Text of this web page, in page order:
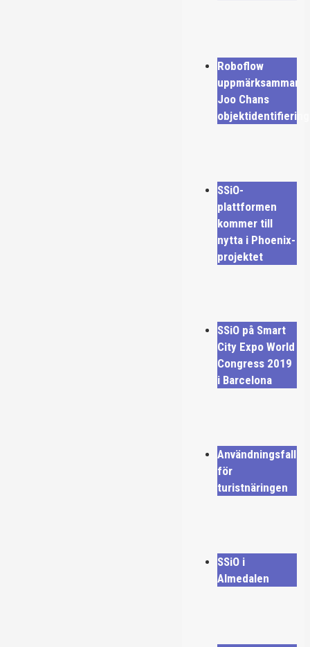
Roboflow
uppmärksammar
Joo Chans
objektidentifiering
SSiO-
plattformen
kommer till
nytta i Phoenix-
projektet
SSiO på Smart
City Expo World
Congress 2019
i Barcelona
Användningsfall
för
turistnäringen
SSiO i
Almedalen